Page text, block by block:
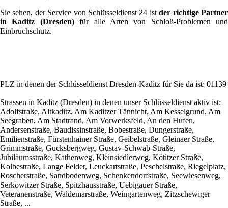
Sie sehen, der Service von Schlüsseldienst 24 istder richtige Partner
in Kaditz (Dresden)für alle Arten von Schloß-Problemen und
Einbruchschutz.
PLZ in denen der Schlüsseldienst Dresden-Kaditz für Sie da ist: 01139
Strassen in Kaditz (Dresden) in denen unser Schlüsseldienst aktiv ist:
Adolfstraße, Altkaditz, Am Kaditzer Tännicht, Am Kesselgrund, Am
Seegraben, Am Stadtrand, Am Vorwerksfeld, An den Hufen,
Andersenstraße, Baudissinstraße, Bobestraße, Dungerstraße,
Emilienstraße, Fürstenhainer Straße, Geibelstraße, Gleinaer Straße,
Grimmstraße, Gucksbergweg, Gustav-Schwab-Straße,
Jubiläumsstraße, Kathenweg, Kleinsiedlerweg, Kötitzer Straße,
Kolbestraße, Lange Felder, Leuckartstraße, Peschelstraße, Riegelplatz,
Roscherstraße, Sandbodenweg, Schenkendorfstraße, Seewiesenweg,
Serkowitzer Straße, Spitzhausstraße, Uebigauer Straße,
Veteranenstraße, Waldemarstraße, Weingartenweg, Zitzschewiger
Straße, ...